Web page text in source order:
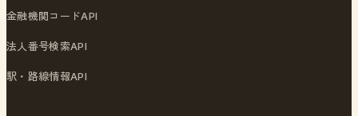
金融機関コードAPI
法人番号検索API
駅・路線情報API